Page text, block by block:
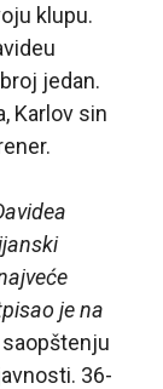
klupu.
jedan.
Karlov sin
je na
saopštenju
36-